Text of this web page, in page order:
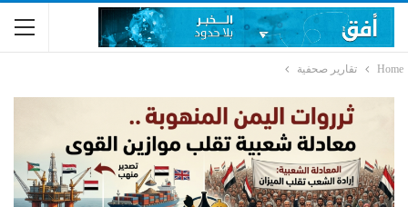
Home تقارير صحفية